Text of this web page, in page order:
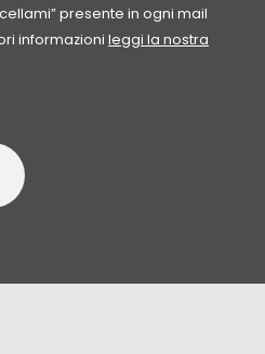
presente in ogni mail
informazioni leggi la nostra